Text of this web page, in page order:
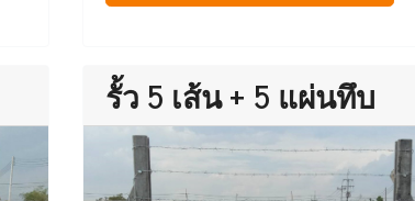
รั้ว 5 เส้น + 5 แผ่นทึบ